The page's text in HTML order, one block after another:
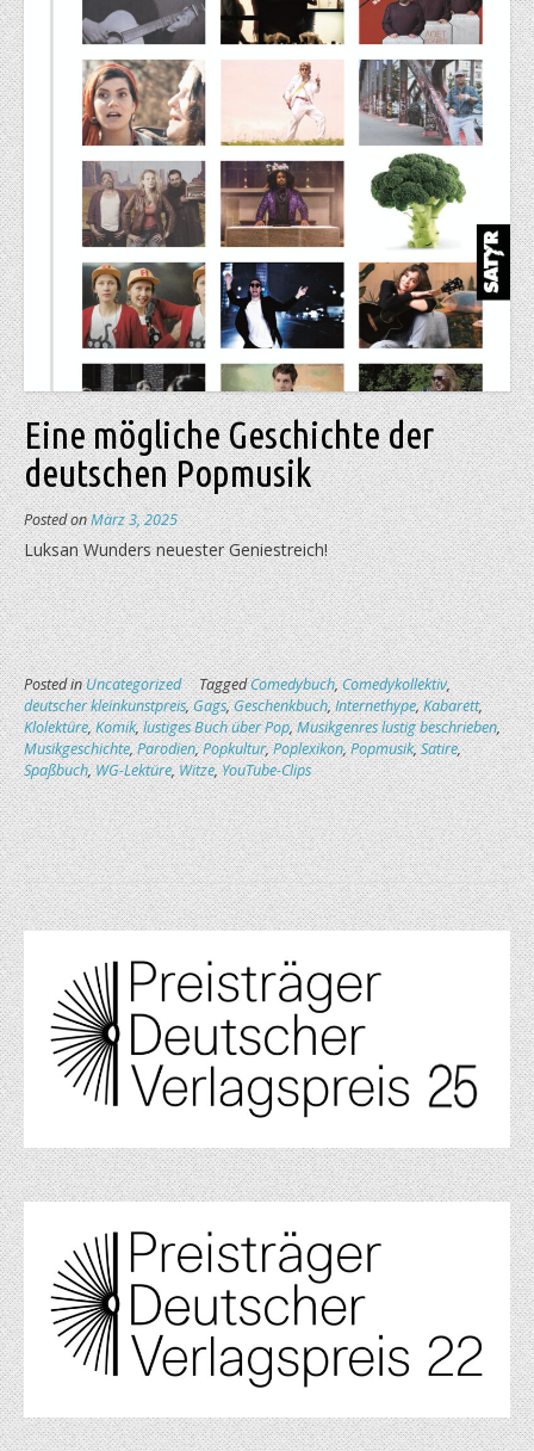
Eine mögliche Geschichte der
deutschen Popmusik
Posted onMärz 3, 2025
Luksan Wunders neuester Geniestreich!
Posted inUncategorized TaggedComedybuch,Comedykollektiv,
deutscher kleinkunstpreis,Gags,Geschenkbuch,Internethype,Kabarett,
Klolektüre,Komik,lustiges Buch über Pop,Musikgenres lustig beschrieben,
Musikgeschichte,Parodien,Popkultur,Poplexikon,Popmusik,Satire,
Spaßbuch,WG-Lektüre,Witze,YouTube-Clips